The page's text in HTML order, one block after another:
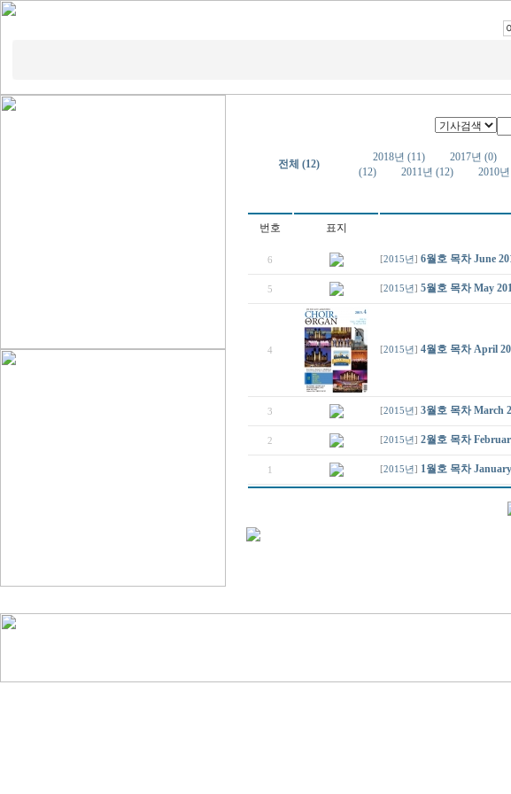
전체 (12)
2018년 (11) 2017년 (0)
(12)
2011년 (12) 2010
번호 표지
6 [2015년] 6월호 목차 June
5 [2015년] 5월호 목차 May
4 [2015년] 4월호 목차 April
3 [2015년] 3월호 목차 March
2 [2015년] 2월호 목차
1 [2015년] 1월호 목차